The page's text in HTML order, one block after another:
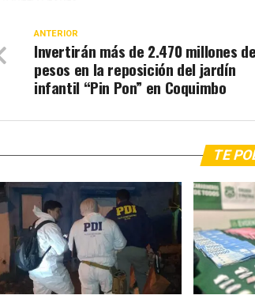
ANTERIOR
Invertirán más de 2.470 millones de
pesos en la reposición del jardín
infantil “Pin Pon” en Coquimbo
TE